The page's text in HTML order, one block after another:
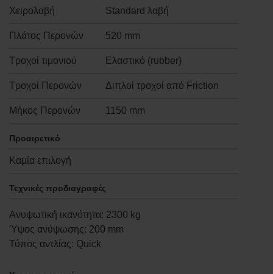
Χειρολαβή Standard λαβή
Πλάτος Περονών 520 mm
Τροχοί τιμονιού Ελαστικό (rubber)
Τροχοί Περονών Διπλοί τροχοί από Friction
Μήκος Περονών 1150 mm
Προαιρετικό
Καμία επιλογή
Τεχνικές προδιαγραφές
Ανυψωτική ικανότητα: 2300 kg
Ύψος ανύψωσης: 200 mm
Τύπος αντλίας: Quick